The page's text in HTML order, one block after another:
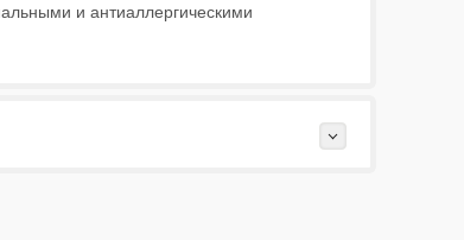
и антиаллергическими